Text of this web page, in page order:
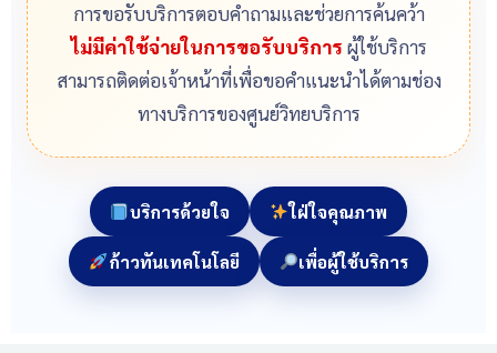
การขอรับบริการตอบคำถามและช่วยการค้นคว้า
ไม่มีค่าใช้จ่ายในการขอรับบริการ ผู้ใช้บริการ
สามารถติดต่อเจ้าหน้าที่เพื่อขอคำแนะนำได้ตามช่อง
ทางบริการของศูนย์วิทยบริการ
บริการด้วยใจ ใฝ่ใจคุณภาพ
ก้าวทันเทคโนโลยี เพื่อผู้ใช้บริการ